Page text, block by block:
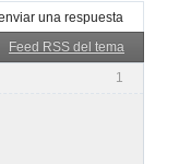
una respuesta
Feed RSS del tema
1